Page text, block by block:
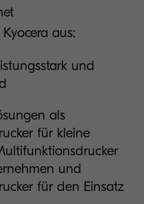
aus:
und
als
für kleine
und
für den Einsatz